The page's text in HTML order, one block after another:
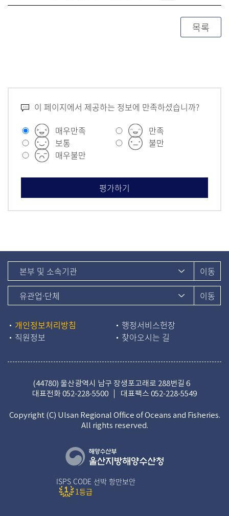
목록
이 페이지에서 제공하는 정보에 만족하셨습니까?
매우만족
만족
보통
불만
매우불만
ISPS CODE 선박 항만보안
1등급
개인정보처리방침
행정서비스헌장
직원정보
찾아오시는 길
(44780) 울산광역시 남구 장생포고래로 288번길 6
대표전화052-228-5500 대표팩스 052-228-5549
Copyright (C) Ulsan Regional Office of Oceans and Fisheries.
All rights reserved.